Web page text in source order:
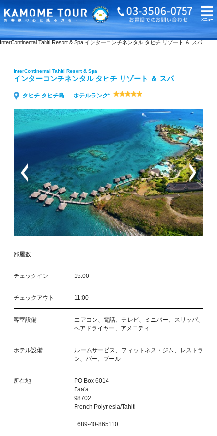
海外旅行・ツアーTOP
InterContinental Tahiti Resort & Spa インターコンチネンタル タヒチ リゾート ＆ スパ
InterContinental Tahiti Resort & Spa
インターコンチネンタル タヒチ リゾート ＆ スパ
タヒチ タヒチ島 ホテルランク*
部屋数
チェックイン 15:00
チェックアウト 11:00
客室設備
エアコン、電話、テレビ、ミニバー、スリッパ、
ヘアドライヤー、アメニティ
ホテル設備
ルームサービス、フィットネス・ジム、レストラ
ン、バー、プール
所在地
PO Box 6014
Faa'a
98702
French Polynesia/Tahiti
+689-40-865110